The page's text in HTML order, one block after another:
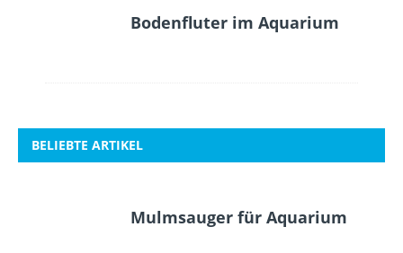
Bodenfluter im Aquarium
BELIEBTE ARTIKEL
Mulmsauger für Aquarium